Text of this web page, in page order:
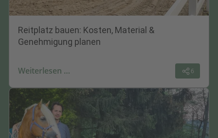
Reitplatz bauen: Kosten, Material &
Genehmigung planen
Weiterlesen … 6